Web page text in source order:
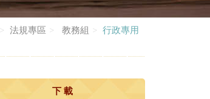
法規專區 教務組 行政專用
下 載